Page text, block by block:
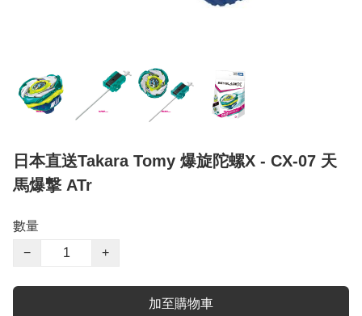
日本直送Takara Tomy 爆旋陀螺X - CX-07 天
馬爆撃 ATr
數量
−
+
加至購物車